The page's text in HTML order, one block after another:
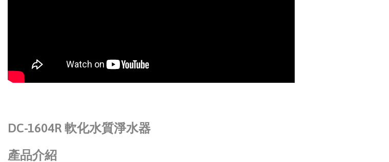
DC-1604R 軟化水質淨水器
產品介紹